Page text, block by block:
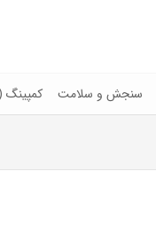
سنجش و سلامت کمپینگ